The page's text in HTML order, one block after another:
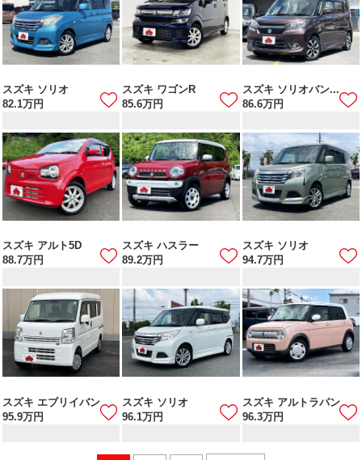
スズキ ソリオ
82.1万円
スズキ ワゴンR
85.6万円
スズキ ソリオバン...
86.6万円
スズキ アルト5D
88.7万円
スズキ ハスラー
89.2万円
スズキ ソリオ
94.7万円
スズキ エブリイバン
95.9万円
スズキ ソリオ
96.1万円
スズキ アルトラパン
96.3万円